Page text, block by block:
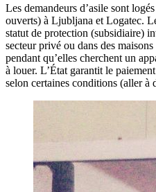
Les demandeurs d’asile sont
ouverts) à Ljubljana et Logatec.
statut de protection (subsidiaire)
secteur privé ou dans des
pendant qu’elles cherchent un
à louer. L’État garantit le
selon certaines conditions (aller à